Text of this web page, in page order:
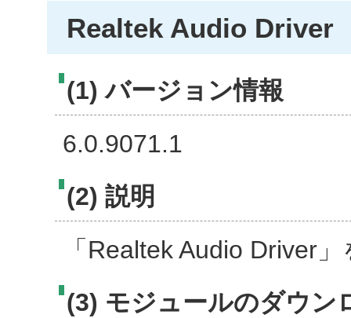
Realtek Audio Driver
(1) バージョン情報
6.0.9071.1
(2) 説明
「Realtek Audio Driver
(3) モジュールのダウン